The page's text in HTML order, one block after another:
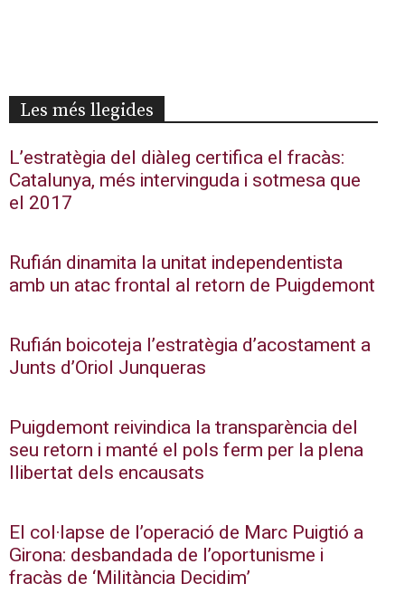
Les més llegides
L’estratègia del diàleg certifica el fracàs:
Catalunya, més intervinguda i sotmesa que
el 2017
Rufián dinamita la unitat independentista
amb un atac frontal al retorn de Puigdemont
Rufián boicoteja l’estratègia d’acostament a
Junts d’Oriol Junqueras
Puigdemont reivindica la transparència del
seu retorn i manté el pols ferm per la plena
llibertat dels encausats
El col·lapse de l’operació de Marc Puigtió a
Girona: desbandada de l’oportunisme i
fracàs de ‘Militància Decidim’